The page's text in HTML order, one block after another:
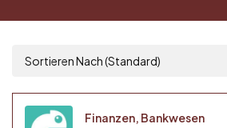
Sortieren Nach (Standard)
Finanzen, Bankwesen